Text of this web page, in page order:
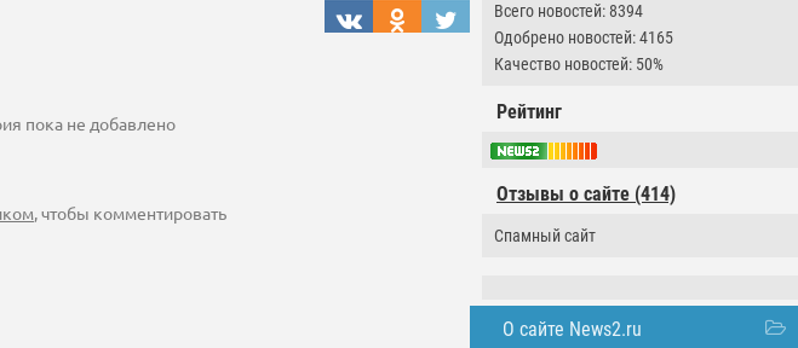
Всего новостей: 8394
Одобрено новостей: 4165
Качество новостей: 50%
Рейтинг
Отзывы о сайте (414)
Спамный сайт
О сайте News2.ru
пока не добавлено
, чтобы комментировать